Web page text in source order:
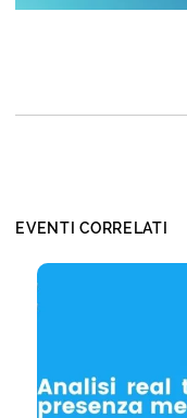
EVENTI CORRELATI